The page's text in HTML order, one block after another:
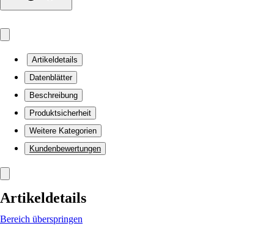
Artikeldetails
Datenblätter
Beschreibung
Produktsicherheit
Weitere Kategorien
Kundenbewertungen
Artikeldetails
Bereich überspringen